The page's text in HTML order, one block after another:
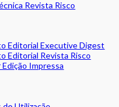
Revista Risco
Editorial Executive Digest
Editorial Revista Risco
Impressa